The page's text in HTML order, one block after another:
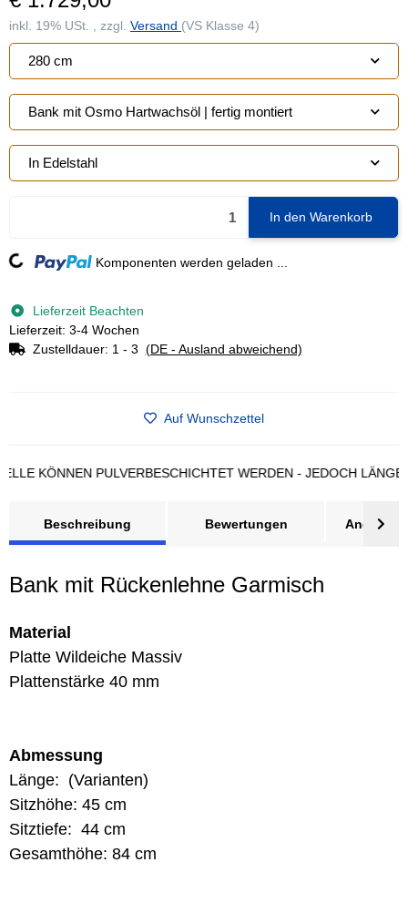
inkl. 19% USt. , zzgl. Versand (VS Klasse 4)
280 cm
Bank mit Osmo Hartwachsöl | fertig montiert
In Edelstahl
In den Warenkorb
Loading... Komponenten werden geladen ...
Lieferzeit Beachten
Lieferzeit: 3-4 Wochen
Zustelldauer: 1 - 3 (DE - Ausland abweichend)
Auf Wunschzettel
KÖNNEN PULVERBESCHICHTET WERDEN - JEDOCH LÄNGERE
Beschreibung Bewertungen Angebot
Bank mit Rückenlehne Garmisch
Material
Platte Wildeiche Massiv
Plattenstärke 40 mm
Abmessung
Länge: (Varianten)
Sitzhöhe: 45 cm
Sitztiefe: 44 cm
Gesamthöhe: 84 cm